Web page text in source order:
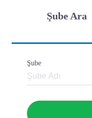
Şube Ara
Şube